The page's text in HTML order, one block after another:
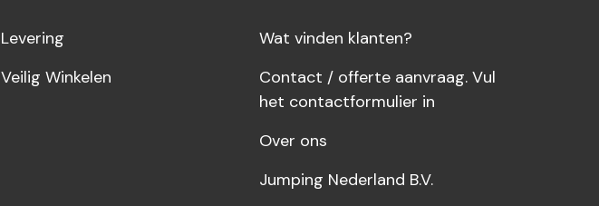
Levering
Veilig Winkelen
Wat vinden klanten?
Contact / offerte aanvraag. Vul
het contactformulier in
Over ons
Jumping Nederland B.V.